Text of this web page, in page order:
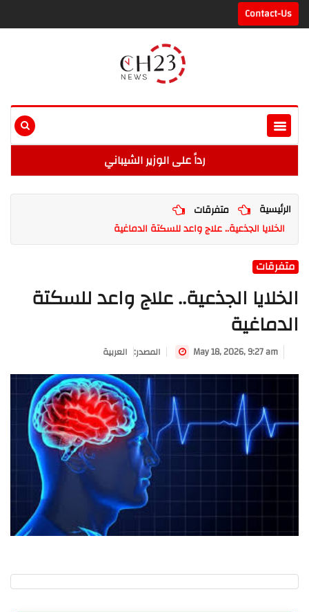
Contact-Us
رداً على الوزير الشيباني
الرئيسية
متفرقات
الخلايا الجذعية.. علاج واعد للسكتة الدماغية
متفرقات
الخلايا الجذعية.. علاج واعد للسكتة
الدماغية
العربية :المصدر May 18, 2026, 9:27 am